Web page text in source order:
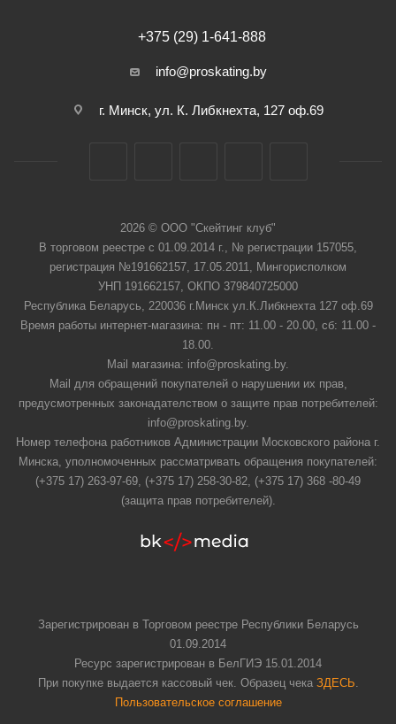
+375 (29) 1-641-888
info@proskating.by
г. Минск, ул. К. Либкнехта, 127 оф.69
2026 © ООО "Скейтинг клуб"
В торговом реестре с 01.09.2014 г., № регистрации 157055,
регистрация №191662157, 17.05.2011, Мингорисполком
УНП 191662157, ОКПО 379840725000
Республика Беларусь, 220036 г.Минск ул.К.Либкнехта 127 оф.69
Время работы интернет-магазина: пн - пт: 11.00 - 20.00, сб: 11.00 -
18.00.
Mail магазина: info@proskating.by.
Mail для обращений покупателей о нарушении их прав,
предусмотренных законадателством о защите прав потребителей:
info@proskating.by.
Номер телефона работников Администрации Московского района г.
Минска, уполномоченных рассматривать обращения покупателей:
(+375 17) 263-97-69, (+375 17) 258-30-82, (+375 17) 368 -80-49
(защита прав потребителей).
Зарегистрирован в Торговом реестре Республики Беларусь
01.09.2014
Ресурс зарегистрирован в БелГИЭ 15.01.2014
При покупке выдается кассовый чек. Образец чека ЗДЕСЬ.
Пользовательское соглашение